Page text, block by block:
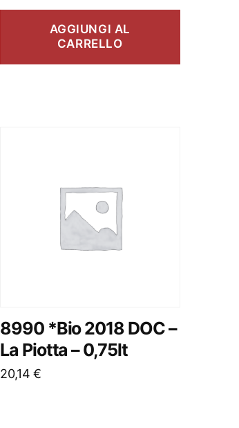
AGGIUNGI AL
CARRELLO
8990 *Bio 2018 DOC –
La Piotta – 0,75lt
20,14€